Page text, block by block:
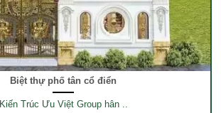
Biệt thự phố tân cổ điển
Kiến Trúc Ưu Việt Group hân ..